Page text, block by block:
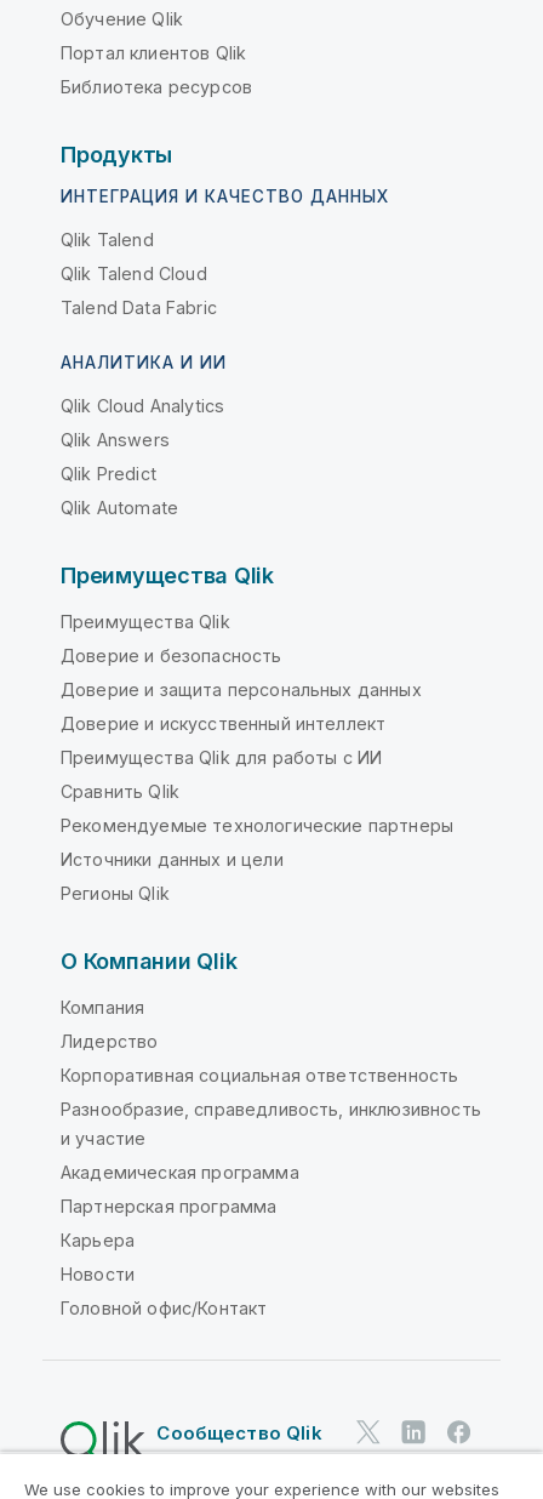
Обучение Qlik
Портал клиентов Qlik
Библиотека ресурсов
Продукты
ИНТЕГРАЦИЯ И КАЧЕСТВО ДАННЫХ
Qlik Talend
Qlik Talend Cloud
Talend Data Fabric
АНАЛИТИКА И ИИ
Qlik Cloud Analytics
Qlik Answers
Qlik Predict
Qlik Automate
Преимущества Qlik
Преимущества Qlik
Доверие и безопасность
Доверие и защита персональных данных
Доверие и искусственный интеллект
Преимущества Qlik для работы с ИИ
Сравнить Qlik
Рекомендуемые технологические партнеры
Источники данных и цели
Регионы Qlik
О Компании Qlik
Компания
Лидерство
Корпоративная социальная ответственность
Разнообразие, справедливость, инклюзивность
и участие
Академическая программа
Партнерская программа
Карьера
Новости
Головной офис/Контакт
Сообщество Qlik
We use cookies to improve your experience with our websites